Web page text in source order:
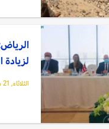
لزيادة
الثلاثاء, 21 مارس, 2023